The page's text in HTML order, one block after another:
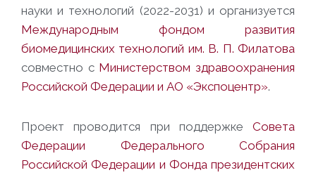
науки и технологий (2022-2031) и организуется
Международным фондом развития
биомедицинских технологий им. В. П. Филатова
совместно с Министерством здравоохранения
Российской Федерации и АО «Экспоцентр».
Проект проводится при поддержке Совета
Федерации Федерального Собрания
Российской Федерации и Фонда президентских